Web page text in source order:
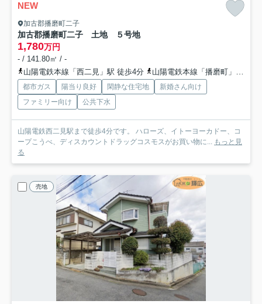
NEW
加古郡播磨町二子
加古郡播磨町二子 土地 ５号地
1,780万円
- / 141.80㎡ / -
山陽電鉄本線「西二見」駅 徒歩4分
山陽電鉄本線「播磨町」駅 徒歩16分
都市ガス 陽当り良好 閑静な住宅地
新婚さん向け
ファミリー向け
公共下水
山陽電鉄西二見駅まで徒歩4分です。 ハローズ、イトーヨーカドー、コ
ープこうべ、ディスカウントドラッグコスモスがお買い物に... もっと見
る
売地